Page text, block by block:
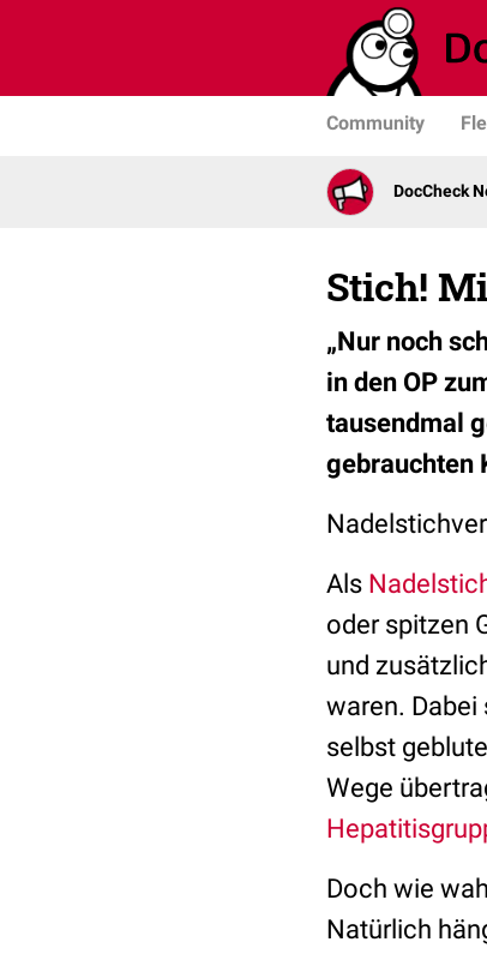
Community
DocCheck
Stich!
„Nur noch
in den OP
tausendmal
gebrauchten
Als
oder spitzen
und
waren. Dabei
selbst
Wege
Doch wie
Natürlich